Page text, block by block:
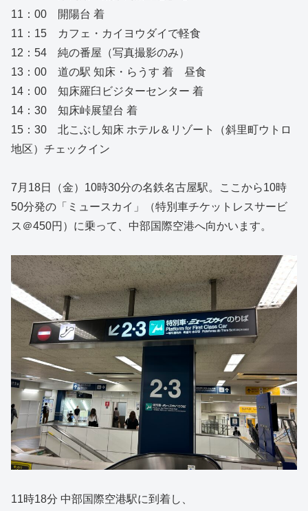
11：00 開陽台 着
11：15 カフェ・カイヨウダイで軽食
12：54 純の番屋（写真撮影のみ）
13：00 道の駅 知床・らうす 着 昼食
14：00 知床羅臼ビジターセンター 着
14：30 知床峠展望台 着
15：30 北こぶし知床 ホテル＆リゾート（斜里町ウトロ
地区）チェックイン
7月18日（金）10時30分の名鉄名古屋駅。ここから10時
50分発の「ミュースカイ」（特別車チケットレスサービ
ス＠450円）に乗って、中部国際空港へ向かいます。
11時18分 中部国際空港駅に到着し、